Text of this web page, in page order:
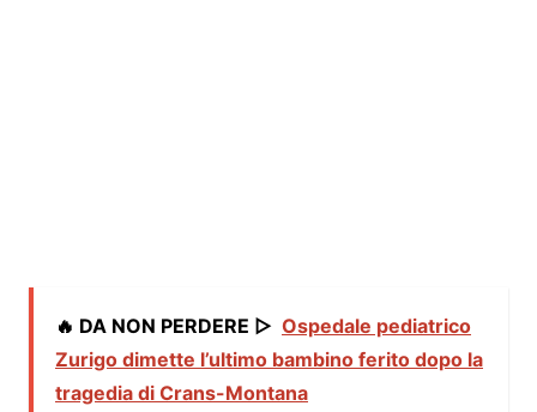
🔥 DA NON PERDERE ▷ Ospedale pediatrico
Zurigo dimette l’ultimo bambino ferito dopo la
tragedia di Crans-Montana